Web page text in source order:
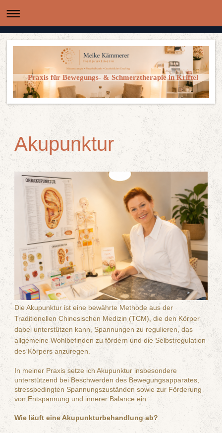
Praxis für Bewegungs- & Schmerztherapie in Kriftel
Akupunktur
Die Akupunktur ist eine bewährte Methode aus der
Traditionellen Chinesischen Medizin (TCM), die den Körper
dabei unterstützen kann, Spannungen zu regulieren, das
allgemeine Wohlbefinden zu fördern und die Selbstregulation
des Körpers anzuregen.
In meiner Praxis setze ich Akupunktur insbesondere
unterstützend bei Beschwerden des Bewegungsapparates,
stressbedingten Spannungszuständen sowie zur Förderung
von Entspannung und innerer Balance ein.
Wie läuft eine Akupunkturbehandlung ab?